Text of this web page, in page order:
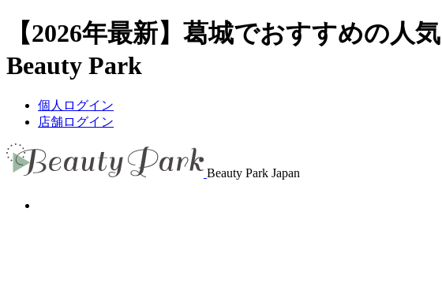
【2026年最新】葛城でおすすめの
Beauty Park
個人ログイン
店舗ログイン
Beauty Park Japan